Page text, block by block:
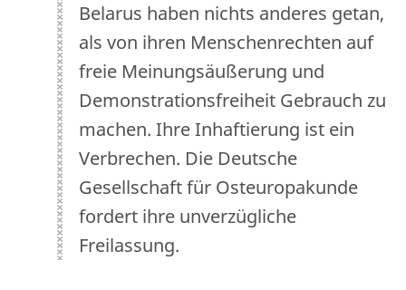
Belarus haben nichts anderes getan,
als von ihren Menschenrechten auf
freie Meinungsäußerung und
Demonstrationsfreiheit Gebrauch zu
machen. Ihre Inhaftierung ist ein
Verbrechen. Die Deutsche
Gesellschaft für Osteuropakunde
fordert ihre unverzügliche
Freilassung.